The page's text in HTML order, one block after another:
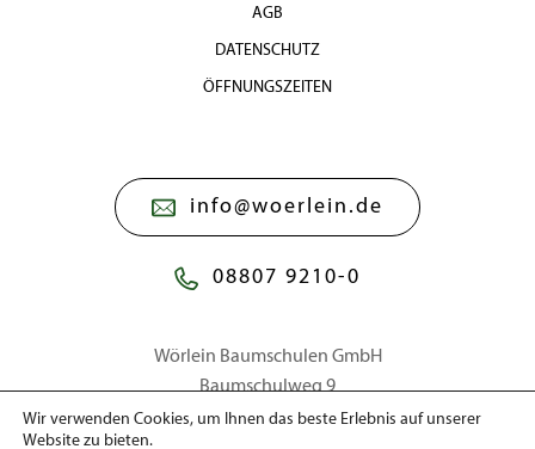
AGB
DATENSCHUTZ
ÖFFNUNGSZEITEN
info@woerlein.de
08807 9210-0
Wörlein Baumschulen GmbH
Baumschulweg 9
86911 Dießen a. Ammersee
Wir verwenden Cookies, um Ihnen das beste Erlebnis auf unserer
Website zu bieten.